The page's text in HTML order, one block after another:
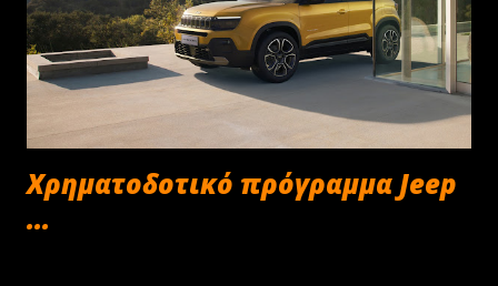
Χρηματοδοτικό πρόγραμμα Jeep
...